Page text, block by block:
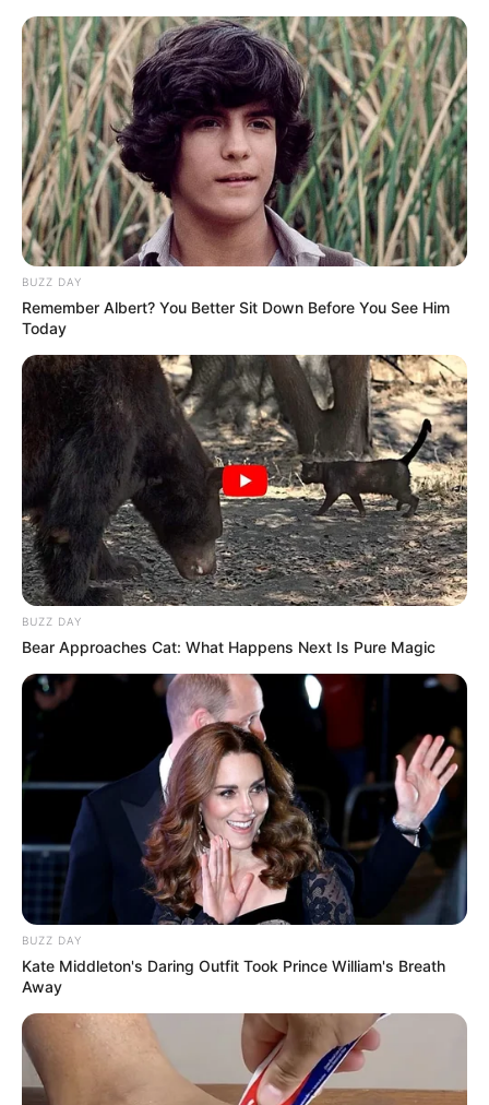
BUZZ DAY
Remember Albert? You Better Sit Down Before You See Him
Today
BUZZ DAY
Bear Approaches Cat: What Happens Next Is Pure Magic
BUZZ DAY
Kate Middleton's Daring Outfit Took Prince William's Breath
Away